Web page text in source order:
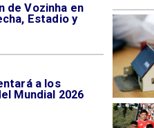
de Vozinha en
Estadio y
a los
Mundial 2026